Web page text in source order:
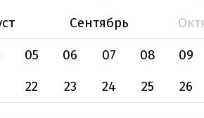
Сентябрь
05 06 07 08 09
22 23 24 25 26